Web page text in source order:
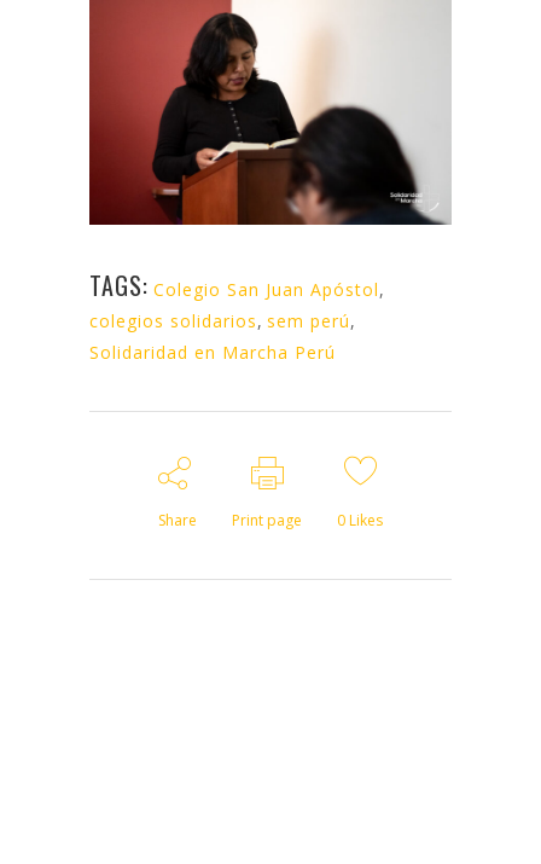
TAGS: Colegio San Juan Apóstol,
colegios solidarios, sem perú,
Solidaridad en Marcha Perú
Share Print page 0Likes